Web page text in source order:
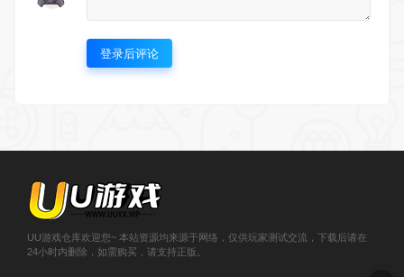
登录后评论
UU游戏仓库欢迎您~ 本站资源均来源于网络，仅供玩家测试交流，下载后请在
24小时内删除，如需购买，请支持正版。